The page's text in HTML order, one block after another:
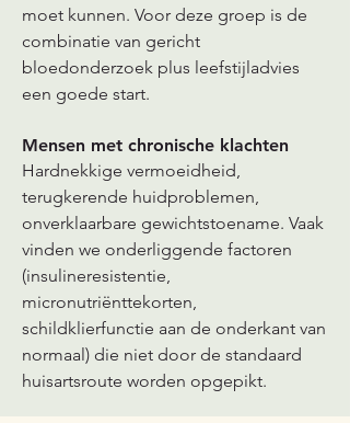
moet kunnen. Voor deze groep is de
combinatie van gericht
bloedonderzoek plus leefstijladvies
een goede start.
Mensen met chronische klachten
Hardnekkige vermoeidheid,
terugkerende huidproblemen,
onverklaarbare gewichtstoename. Vaak
vinden we onderliggende factoren
(insulineresistentie,
micronutriënttekorten,
schildklierfunctie aan de onderkant van
normaal) die niet door de standaard
huisartsroute worden opgepikt.